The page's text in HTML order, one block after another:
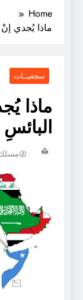
Home
ماذا يُجدي
سجعيــات
ماذا